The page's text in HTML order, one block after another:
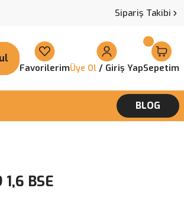
Sipariş Takibi
FavorilerimÜye Ol / Giriş YapSepetim
BLOG
BSE